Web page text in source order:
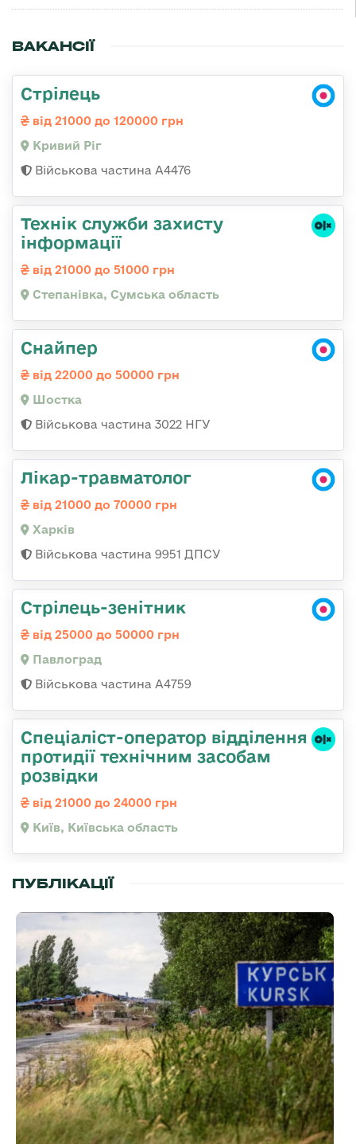
ВАКАНСІЇ
Стрілець
від 21000 до 120000 грн
Кривий Ріг
Військова частина А4476
Технік служби захисту
інформації
від 21000 до 51000 грн
Степанівка, Сумська область
Снайпер
від 22000 до 50000 грн
Шостка
Військова частина 3022 НГУ
Лікар-травматолог
від 21000 до 70000 грн
Харків
Військова частина 9951 ДПСУ
Стрілець-зенітник
від 25000 до 50000 грн
Павлоград
Військова частина А4759
Спеціаліст-оператор відділення
протидії технічним засобам
розвідки
від 21000 до 24000 грн
Київ, Київська область
ПУБЛІКАЦІЇ